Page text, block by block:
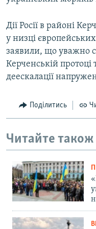
Дії Росії в районі
у низці
заявили, що уважно
Керченській протоці
деескалації
Поділитись
Читайте також